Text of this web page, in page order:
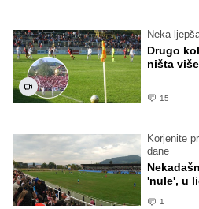
Neka
Drugo
ništa
15
Korjenite
dane
'nule', u
1